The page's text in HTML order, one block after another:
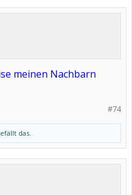
meinen Nachbarn
#74
das.